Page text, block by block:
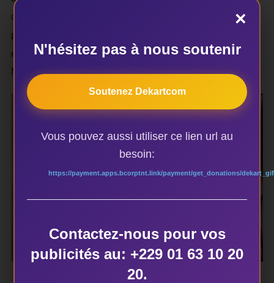
d’autant plus interpellant que la tête dans nos traditions
pourrait constituer un point de connexion entre l’individu
et des forces invisibles. Les structures capillaires chez
Marius Dansou, en s’élevant, prolongent cette vision.
×
N'hésitez pas à nous soutenir
Soutenez Dekartcom
Vous pouvez aussi utiliser ce lien url au
besoin:
https://payment.apps.bcorptnt.link/payment/get_donations/
Contactez-nous pour vos
publicités au: +229 01 63 10 20
20.